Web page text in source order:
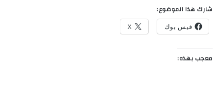
شارك هذا الموضوع:
فيس بوك X
معجب بهذه: